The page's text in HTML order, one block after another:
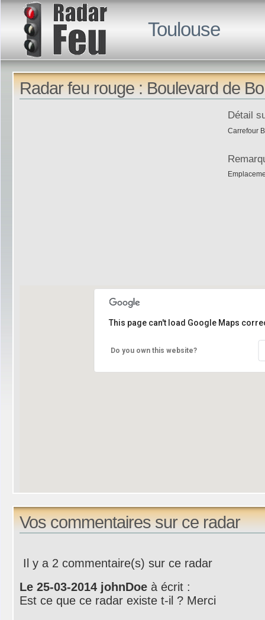
Toulouse
Radar feu rouge : Boulevard de
Détail
Carrefour
This page can't load Google Maps
Do you own this website?
Vos commentaires sur ce radar
Il y a 2 commentaire(s) sur ce radar
Le 25-03-2014 johnDoe à écrit :
Est ce que ce radar existe t-il ? Merci